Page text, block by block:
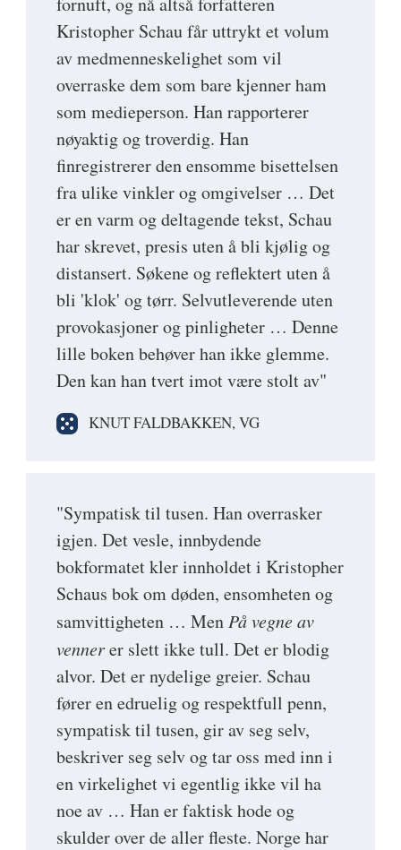
Kristopher Schau får uttrykt et volum
av medmenneskelighet som vil
overraske dem som bare kjenner ham
som medieperson. Han rapporterer
nøyaktig og troverdig. Han
finregistrerer den ensomme bisettelsen
fra ulike vinkler og omgivelser … Det
er en varm og deltagende tekst, Schau
har skrevet, presis uten å bli kjølig og
distansert. Søkene og reflektert uten å
bli 'klok' og tørr. Selvutleverende uten
provokasjoner og pinligheter … Denne
lille boken behøver han ikke glemme.
Den kan han tvert imot være stolt av"
KNUT FALDBAKKEN, VG
"Sympatisk til tusen. Han overrasker
igjen. Det vesle, innbydende
bokformatet kler innholdet i Kristopher
Schaus bok om døden, ensomheten og
samvittigheten … Men På vegne av
vennerer slett ikke tull. Det er blodig
alvor. Det er nydelige greier. Schau
fører en edruelig og respektfull penn,
sympatisk til tusen, gir av seg selv,
beskriver seg selv og tar oss med inn i
en virkelighet vi egentlig ikke vil ha
noe av … Han er faktisk hode og
skulder over de aller fleste. Norge har